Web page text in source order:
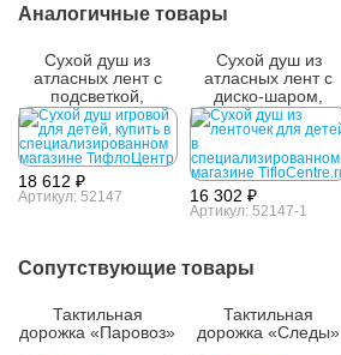
Аналогичные товары
Сухой душ из
атласных лент с
подсветкой,
595x595мм
18 612 ₽
Артикул: 52147
Сухой душ из
атласных лент с
диско-шаром,
595x595 мм
16 302 ₽
Артикул: 52147-1
Сопутствующие товары
Тактильная
дорожка «Паровоз»
Тактильная
дорожка «Следы»